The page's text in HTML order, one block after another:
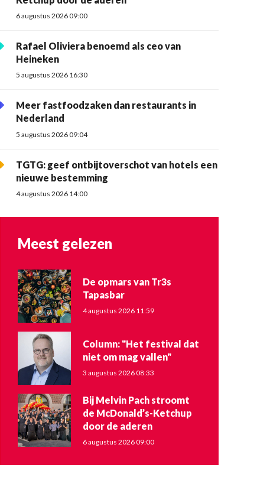
6 augustus 2026 09:00
Rafael Oliviera benoemd als ceo van
Heineken
5 augustus 2026 16:30
Meer fastfoodzaken dan restaurants in
Nederland
5 augustus 2026 09:04
TGTG: geef ontbijtoverschot van hotels een
nieuwe bestemming
4 augustus 2026 14:00
Meest gelezen
De opmars van Tr3s
Tapasbar
4 augustus 2026 11:59
Column: "Het festival dat
niet om mag vallen"
3 augustus 2026 08:33
Bij Melvin Pach stroomt
de McDonald’s-Ketchup
door de aderen
6 augustus 2026 09:00